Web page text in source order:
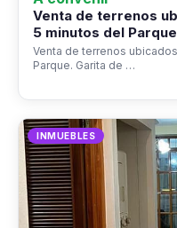
Venta de terrenos
5 minutos del
Venta de terrenos
Parque. Garita de …
INMUEBLES